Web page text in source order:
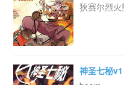
狄赛尔烈火
神圣七秘v1